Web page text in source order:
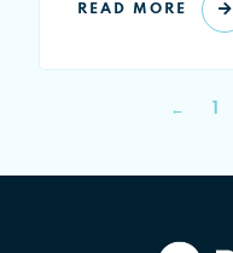
READ MORE
←